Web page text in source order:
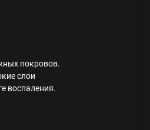
покровов.
слои
воспаления.